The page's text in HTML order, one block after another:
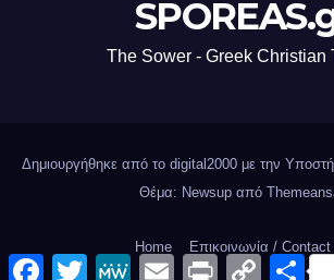
The Sower - Greek Christian
Δημιουργήθηκε από το digital2000 με την
Θέμα: Newsup από
Home Επικοινωνία / Contact
F
T
M
E
P
C
Μ